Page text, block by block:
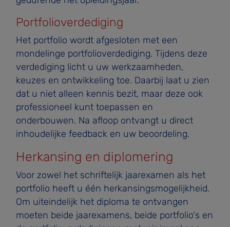
Portfolioverdediging
Het portfolio wordt afgesloten met een
mondelinge portfolioverdediging. Tijdens deze
verdediging licht u uw werkzaamheden,
keuzes en ontwikkeling toe. Daarbij laat u zien
dat u niet alleen kennis bezit, maar deze ook
professioneel kunt toepassen en
onderbouwen. Na afloop ontvangt u direct
inhoudelijke feedback en uw beoordeling.
Herkansing en diplomering
Voor zowel het schriftelijk jaarexamen als het
portfolio heeft u één herkansingsmogelijkheid.
Om uiteindelijk het diploma te ontvangen
moeten beide jaarexamens, beide portfolio's en